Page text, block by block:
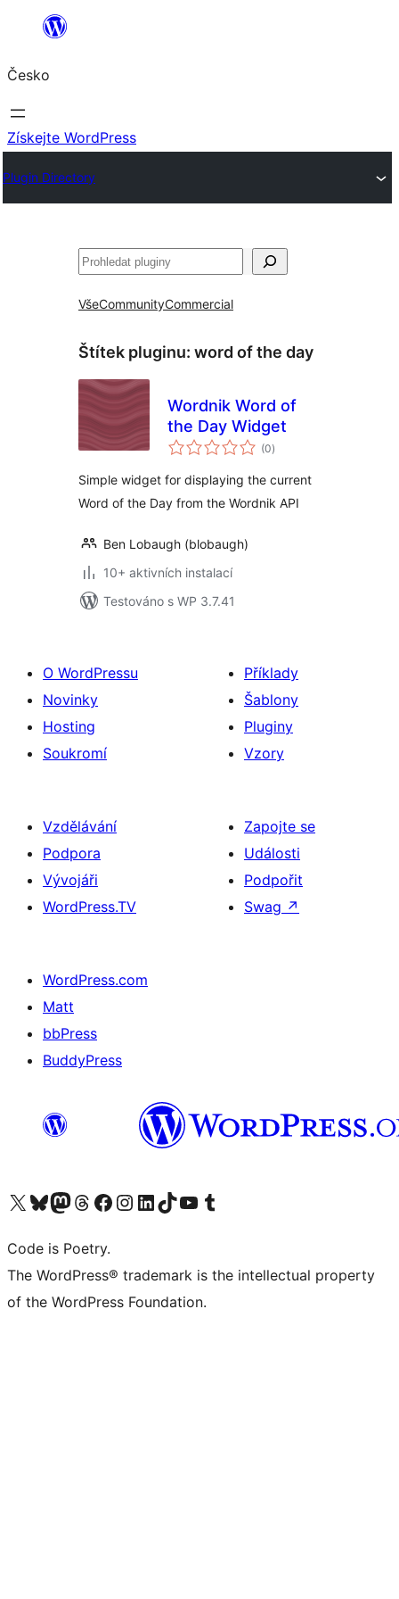
Přeskočit
obsah
Česko
Získejte WordPress
Plugin Directory
Hledat
VšeCommunityCommercial
Štítek pluginu: word of the day
Wordnik Word of
the Day Widget
(0celkové
hodnocení
)
Simple widget for displaying the current
Word of the Day from the Wordnik API
Ben Lobaugh (blobaugh)
10+ aktivních instalací
Testováno s WP 3.7.41
O WordPressu
Novinky
Hosting
Soukromí
Příklady
Šablony
Pluginy
Vzory
Vzdělávání
Podpora
Vývojáři
WordPress.TV
Zapojte se
Události
Podpořit
Swag ↗
WordPress.com
Matt
bbPress
BuddyPress
Navštivte náš účet na X (dříve Twitter)
Navštivte náš Bluesky účetNavštivte náš účet Mastodon
Navštivte náš Threads účetNavštivte naši stránku na Facebooku
Navštivte náš Instagram účetNavštivte náš LinkedIn účetNavštivte náš TikTok účetNavštivte náš YouTube kanálNavštivte náš Tumblr účet
Code is Poetry.
The WordPress® trademark is the intellectual property
of the WordPress Foundation.